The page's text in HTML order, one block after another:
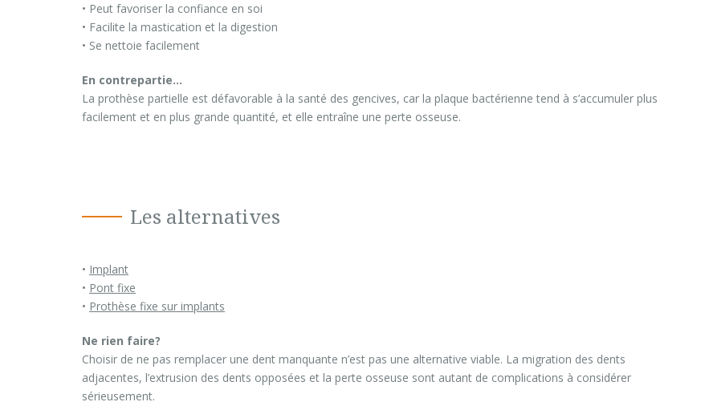
• Peut favoriser la confiance en soi
• Facilite la mastication et la digestion
• Se nettoie facilement
En contrepartie…
La prothèse partielle est défavorable à la santé des gencives, car la plaque bactérienne tend à s’accumuler plus
facilement et en plus grande quantité, et elle entraîne une perte osseuse.
Les alternatives
• Implant
• Pont fixe
• Prothèse fixe sur implants
Ne rien faire?
Choisir de ne pas remplacer une dent manquante n’est pas une alternative viable. La migration des dents
adjacentes, l’extrusion des dents opposées et la perte osseuse sont autant de complications à considérer
sérieusement.